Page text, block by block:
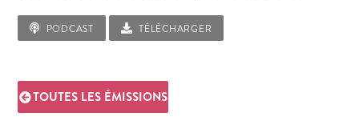
PODCAST TÉLÉCHARGER
TOUTES LES ÉMISSIONS